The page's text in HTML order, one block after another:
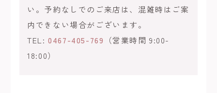
い。予約なしでのご来店は、混雑時はご案
内できない場合がございます。
TEL:0467-405-769 （営業時間 9:00-
18:00）